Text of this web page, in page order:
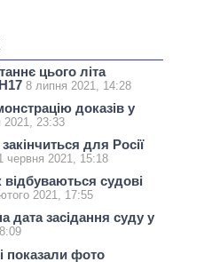
цього літа
8 липня 2021, 14:28
доказів у
2021, 23:33
для Росії
червня 2021, 15:18
судові
2021, 17:55
дата засідання суду у
показали фото